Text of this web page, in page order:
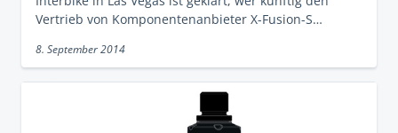
Vertrieb von Komponentenanbieter X-Fusion-S…
8. September 2014